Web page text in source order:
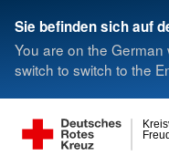
Sie befinden sich auf
You are on the
switch to switch to the